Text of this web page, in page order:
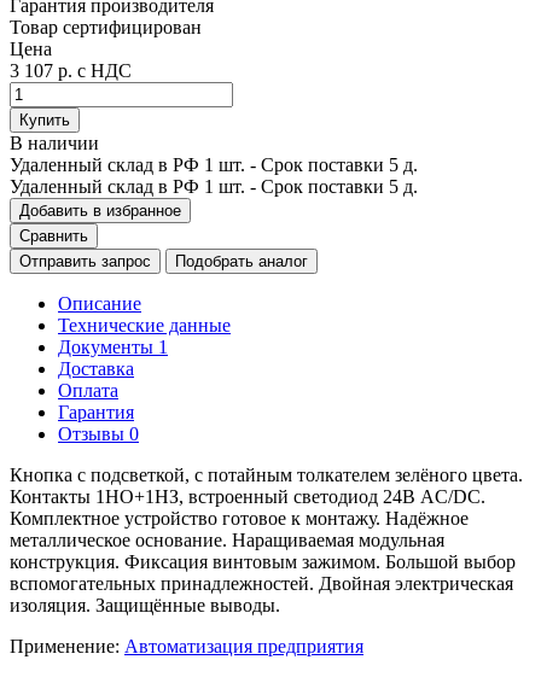
Гарантия производителя
Товар сертифицирован
Цена
3 107 р. с НДС
Купить
В наличии
Удаленный склад в РФ 1 шт. - Срок поставки 5 д.
Удаленный склад в РФ 1 шт. - Срок поставки 5 д.
Добавить в избранное
Сравнить
Отправить запрос
Подобрать аналог
Описание
Технические данные
Документы 1
Доставка
Оплата
Гарантия
Отзывы 0
Кнопка с подсветкой, с потайным толкателем зелёного цвета.
Контакты 1НО+1НЗ, встроенный светодиод 24В AC/DC.
Комплектное устройство готовое к монтажу. Надёжное
металлическое основание. Наращиваемая модульная
конструкция. Фиксация винтовым зажимом. Большой выбор
вспомогательных принадлежностей. Двойная электрическая
изоляция. Защищённые выводы.
Применение: Автоматизация предприятия